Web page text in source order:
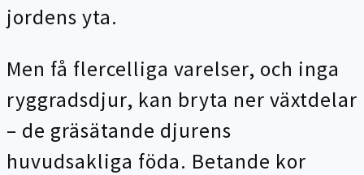
jordens yta.
Men få flercelliga varelser, och inga
ryggradsdjur, kan bryta ner växtdelar
– de gräsätande djurens
huvudsakliga föda. Betande kor